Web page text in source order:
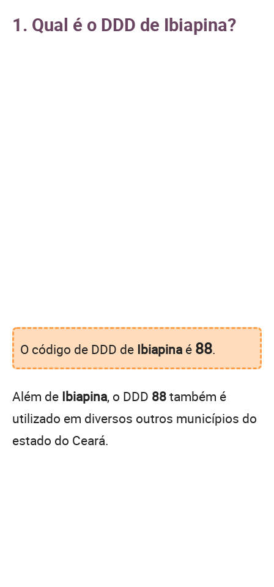
1. Qual é o DDD de Ibiapina?
O código de DDD de Ibiapina é 88.
Além de Ibiapina, o DDD 88também é
utilizado em diversos outros municípios do
estado do Ceará.